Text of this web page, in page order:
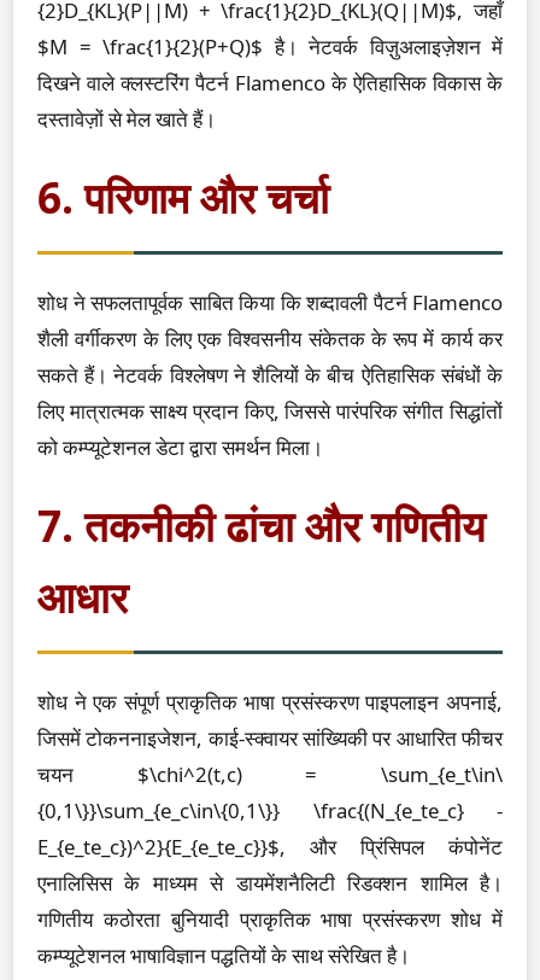
{2}D_{KL}(P||M) + \frac{1}{2}D_{KL}(Q||M)$, जहाँ
$M = \frac{1}{2}(P+Q)$ है। नेटवर्क विज़ुअलाइज़ेशन में
दिखने वाले क्लस्टरिंग पैटर्न Flamenco के ऐतिहासिक विकास के
दस्तावेज़ों से मेल खाते हैं।
6. परिणाम और चर्चा
शोध ने सफलतापूर्वक साबित किया कि शब्दावली पैटर्न Flamenco
शैली वर्गीकरण के लिए एक विश्वसनीय संकेतक के रूप में कार्य कर
सकते हैं। नेटवर्क विश्लेषण ने शैलियों के बीच ऐतिहासिक संबंधों के
लिए मात्रात्मक साक्ष्य प्रदान किए, जिससे पारंपरिक संगीत सिद्धांतों
को कम्प्यूटेशनल डेटा द्वारा समर्थन मिला।
7. तकनीकी ढांचा और गणितीय
आधार
शोध ने एक संपूर्ण प्राकृतिक भाषा प्रसंस्करण पाइपलाइन अपनाई,
जिसमें टोकननाइजेशन, काई-स्क्वायर सांख्यिकी पर आधारित फीचर
चयन $\chi^2(t,c) = \sum_{e_t\in\
{0,1\}}\sum_{e_c\in\{0,1\}} \frac{(N_{e_te_c} -
E_{e_te_c})^2}{E_{e_te_c}}$, और प्रिंसिपल कंपोनेंट
एनालिसिस के माध्यम से डायमेंशनैलिटी रिडक्शन शामिल है।
गणितीय कठोरता बुनियादी प्राकृतिक भाषा प्रसंस्करण शोध में
कम्प्यूटेशनल भाषाविज्ञान पद्धतियों के साथ संरेखित है।